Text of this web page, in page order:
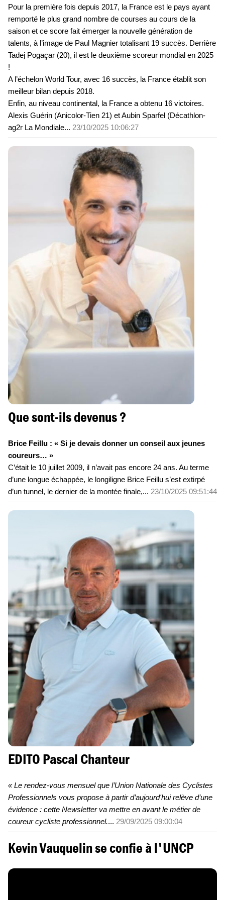
Pour la première fois depuis 2017, la France est le pays ayant
remporté le plus grand nombre de courses au cours de la
saison et ce score fait émerger la nouvelle génération de
talents, à l’image de Paul Magnier totalisant 19 succès. Derrière
Tadej Pogaçar (20), il est le deuxième scoreur mondial en 2025
!
A l’échelon World Tour, avec 16 succès, la France établit son
meilleur bilan depuis 2018.
Enfin, au niveau continental, la France a obtenu 16 victoires.
Alexis Guérin (Anicolor-Tien 21) et Aubin Sparfel (Décathlon-
ag2r La Mondiale... 23/10/2025 10:06:27
Que sont-ils devenus ?
Brice Feillu : « Si je devais donner un conseil aux jeunes
coureurs… »
C’était le 10 juillet 2009, il n’avait pas encore 24 ans. Au terme
d’une longue échappée, le longiligne Brice Feillu s’est extirpé
d’un tunnel, le dernier de la montée finale,... 23/10/2025 09:51:44
EDITO Pascal Chanteur
« Le rendez-vous mensuel que l’Union Nationale des Cyclistes
Professionnels vous propose à partir d’aujourd'hui relève d’une
évidence : cette Newsletter va mettre en avant le métier de
coureur cycliste professionnel.... 29/09/2025 09:00:04
Kevin Vauquelin se confie à l'UNCP